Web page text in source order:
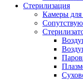
Стерилизация
Камеры для